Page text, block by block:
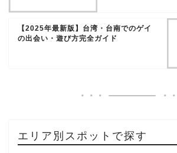
【2025年最新版】台湾・台南でのゲイ
の出会い・遊び方完全ガイド
エリア別スポットで探す